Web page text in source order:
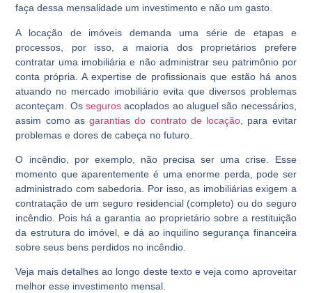
faça dessa mensalidade um investimento e não um gasto.
A locação de imóveis demanda uma série de etapas e
processos, por isso, a maioria dos proprietários prefere
contratar uma imobiliária e não administrar seu patrimônio por
conta própria. A expertise de profissionais que estão há anos
atuando no mercado imobiliário evita que diversos problemas
aconteçam. Osseguros acoplados ao aluguel são necessários,
assim como asgarantias do contrato de locação , para evitar
problemas e dores de cabeça no futuro.
O incêndio, por exemplo, não precisa ser uma crise. Esse
momento que aparentemente é uma enorme perda, pode ser
administrado com sabedoria. Por isso, as imobiliárias exigem a
contratação de um seguro residencial (completo) ou do seguro
incêndio. Pois há a garantia ao proprietário sobre a restituição
da estrutura do imóvel, e dá ao inquilino segurança financeira
sobre seus bens perdidos no incêndio.
Veja mais detalhes ao longo deste texto e veja como aproveitar
melhor esse investimento mensal.